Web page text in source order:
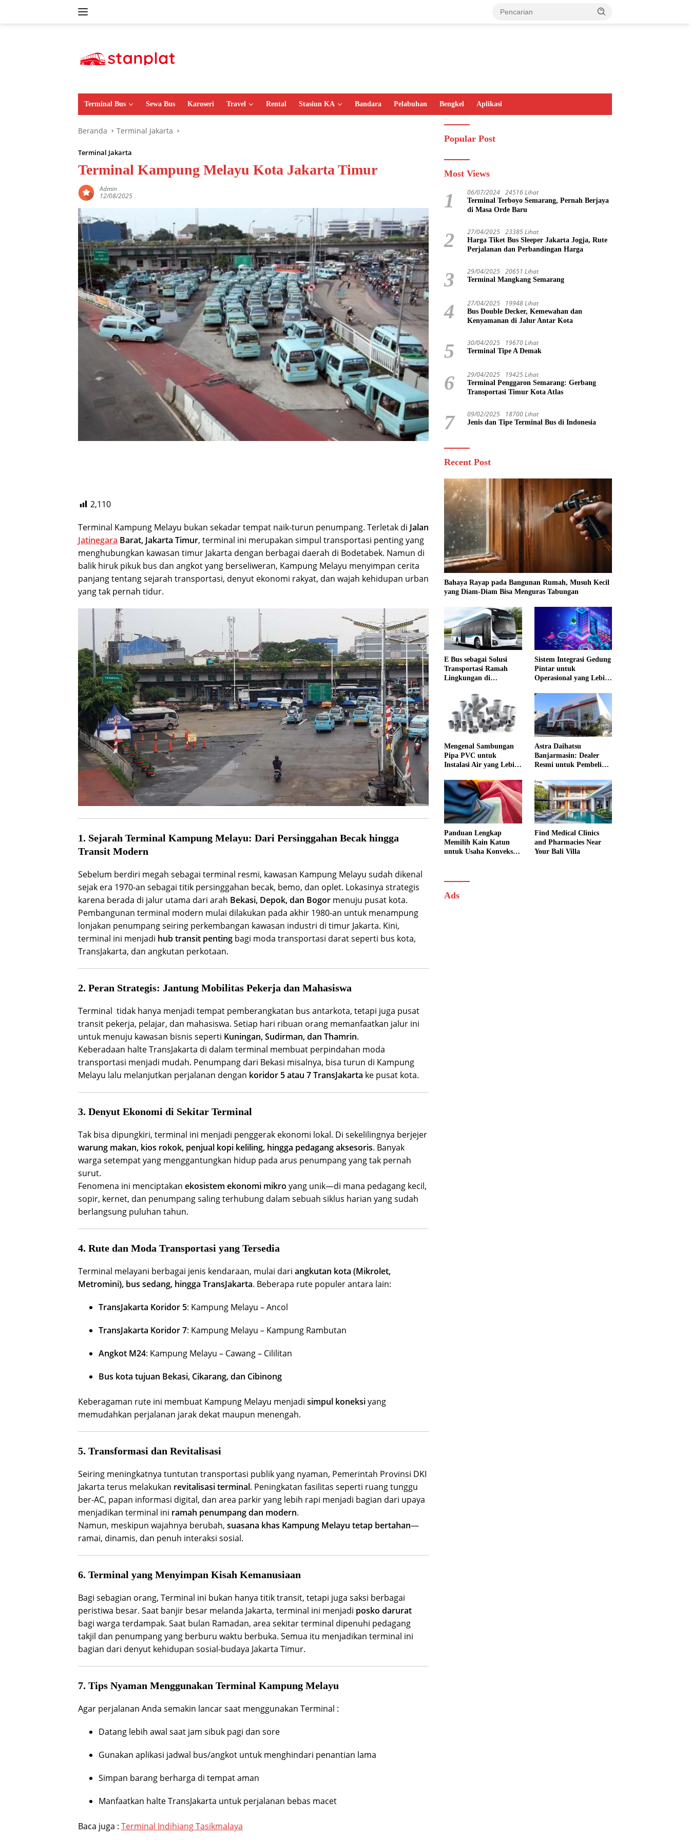
Terminal Bus Sewa Bus Karoseri Travel Rental Stasiun KA Bandara Pelabuhan Bengkel Aplikasi
Beranda Terminal Jakarta
Terminal Jakarta
Terminal Kampung Melayu Kota Jakarta Timur
Admin
12/08/2025
2,110
Terminal Kampung Melayu bukan sekadar tempat naik-turun penumpang. Terletak di Jalan
Jatinegara Barat, Jakarta Timur, terminal ini merupakan simpul transportasi penting yang
menghubungkan kawasan timur Jakarta dengan berbagai daerah di Bodetabek. Namun di
balik hiruk pikuk bus dan angkot yang berseliweran, Kampung Melayu menyimpan cerita
panjang tentang sejarah transportasi, denyut ekonomi rakyat, dan wajah kehidupan urban
yang tak pernah tidur.
1. Sejarah Terminal Kampung Melayu: Dari Persinggahan Becak hingga
Transit Modern
Sebelum berdiri megah sebagai terminal resmi, kawasan Kampung Melayu sudah dikenal
sejak era 1970-an sebagai titik persinggahan becak, bemo, dan oplet. Lokasinya strategis
karena berada di jalur utama dari arah Bekasi, Depok, dan Bogor menuju pusat kota.
Pembangunan terminal modern mulai dilakukan pada akhir 1980-an untuk menampung
lonjakan penumpang seiring perkembangan kawasan industri di timur Jakarta. Kini,
terminal ini menjadi hub transit penting bagi moda transportasi darat seperti bus kota,
TransJakarta, dan angkutan perkotaan.
2. Peran Strategis: Jantung Mobilitas Pekerja dan Mahasiswa
Terminal tidak hanya menjadi tempat pemberangkatan bus antarkota, tetapi juga pusat
transit pekerja, pelajar, dan mahasiswa. Setiap hari ribuan orang memanfaatkan jalur ini
untuk menuju kawasan bisnis seperti Kuningan, Sudirman, dan Thamrin.
Keberadaan halte TransJakarta di dalam terminal membuat perpindahan moda
transportasi menjadi mudah. Penumpang dari Bekasi misalnya, bisa turun di Kampung
Melayu lalu melanjutkan perjalanan dengan koridor 5 atau 7 TransJakarta ke pusat kota.
3. Denyut Ekonomi di Sekitar Terminal
Tak bisa dipungkiri, terminal ini menjadi penggerak ekonomi lokal. Di sekelilingnya berjejer
warung makan, kios rokok, penjual kopi keliling, hingga pedagang aksesoris. Banyak
warga setempat yang menggantungkan hidup pada arus penumpang yang tak pernah
surut.
Fenomena ini menciptakan ekosistem ekonomi mikro yang unik—di mana pedagang kecil,
sopir, kernet, dan penumpang saling terhubung dalam sebuah siklus harian yang sudah
berlangsung puluhan tahun.
4. Rute dan Moda Transportasi yang Tersedia
Terminal melayani berbagai jenis kendaraan, mulai dari angkutan kota (Mikrolet,
Metromini), bus sedang, hingga TransJakarta. Beberapa rute populer antara lain:
TransJakarta Koridor 5: Kampung Melayu – Ancol
TransJakarta Koridor 7: Kampung Melayu – Kampung Rambutan
Angkot M24: Kampung Melayu – Cawang – Cililitan
Bus kota tujuan Bekasi, Cikarang, dan Cibinong
Keberagaman rute ini membuat Kampung Melayu menjadi simpul koneksiyang
memudahkan perjalanan jarak dekat maupun menengah.
5. Transformasi dan Revitalisasi
Seiring meningkatnya tuntutan transportasi publik yang nyaman, Pemerintah Provinsi DKI
Jakarta terus melakukan revitalisasi terminal. Peningkatan fasilitas seperti ruang tunggu
ber-AC, papan informasi digital, dan area parkir yang lebih rapi menjadi bagian dari upaya
menjadikan terminal ini ramah penumpang dan modern.
Namun, meskipun wajahnya berubah, suasana khas Kampung Melayu tetap bertahan—
ramai, dinamis, dan penuh interaksi sosial.
6. Terminal yang Menyimpan Kisah Kemanusiaan
Bagi sebagian orang, Terminal ini bukan hanya titik transit, tetapi juga saksi berbagai
peristiwa besar. Saat banjir besar melanda Jakarta, terminal ini menjadi posko darurat
bagi warga terdampak. Saat bulan Ramadan, area sekitar terminal dipenuhi pedagang
takjil dan penumpang yang berburu waktu berbuka. Semua itu menjadikan terminal ini
bagian dari denyut kehidupan sosial-budaya Jakarta Timur.
7. Tips Nyaman Menggunakan Terminal Kampung Melayu
Agar perjalanan Anda semakin lancar saat menggunakan Terminal :
Datang lebih awal saat jam sibuk pagi dan sore
Gunakan aplikasi jadwal bus/angkot untuk menghindari penantian lama
Simpan barang berharga di tempat aman
Manfaatkan halte TransJakarta untuk perjalanan bebas macet
Baca juga : Terminal Indihiang Tasikmalaya
Popular Post
Most Views
1 06/07/2024 24516 Lihat
Terminal Terboyo Semarang, Pernah Berjaya
di Masa Orde Baru
2 27/04/2025 23385 Lihat
Harga Tiket Bus Sleeper Jakarta Jogja, Rute
Perjalanan dan Perbandingan Harga
3 29/04/2025 20651 Lihat
Terminal Mangkang Semarang
4 27/04/2025 19948 Lihat
Bus Double Decker, Kemewahan dan
Kenyamanan di Jalur Antar Kota
5 30/04/2025 19670 Lihat
Terminal Tipe A Demak
6 29/04/2025 19425 Lihat
Terminal Penggaron Semarang: Gerbang
Transportasi Timur Kota Atlas
7 09/02/2025 18700 Lihat
Jenis dan Tipe Terminal Bus di Indonesia
Recent Post
Bahaya Rayap pada Bangunan Rumah, Musuh Kecil
yang Diam-Diam Bisa Menguras Tabungan
E Bus sebagai Solusi
Transportasi Ramah
Lingkungan di
Sistem Integrasi Gedung
Pintar untuk
Operasional yang Lebih
Mengenal Sambungan
Pipa PVC untuk
Instalasi Air yang Lebih
Astra Daihatsu
Banjarmasin: Dealer
Resmi untuk Pembelian
Service Lengkap
Panduan Lengkap
Memilih Kain Katun
untuk Usaha Konveksi
Find Medical Clinics
and Pharmacies Near
Your Bali Villa
Ads